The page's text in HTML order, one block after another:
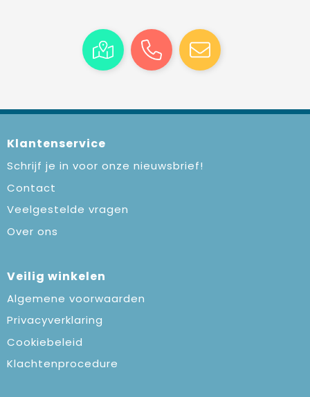
Klantenservice
Schrijf je in voor onze nieuwsbrief!
Contact
Veelgestelde vragen
Over ons
Veilig winkelen
Algemene voorwaarden
Privacyverklaring
Cookiebeleid
Klachtenprocedure